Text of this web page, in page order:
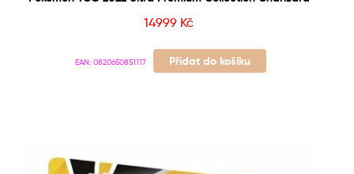
14999 Kč
EAN: 0820650851117 Přidat do košíku